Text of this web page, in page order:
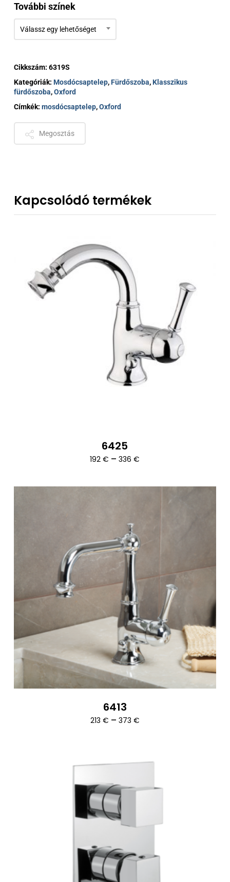
További színek
Válassz egy lehetőséget
Cikkszám: 6319S
Kategóriák: Mosdócsaptelep,Fürdőszoba,Klasszikus
fürdőszoba,Oxford
Címkék: mosdócsaptelep,Oxford
Megosztás
Kapcsolódó termékek
6425
192€ – 336€
6413
213 € – 373 €Ártartomány: